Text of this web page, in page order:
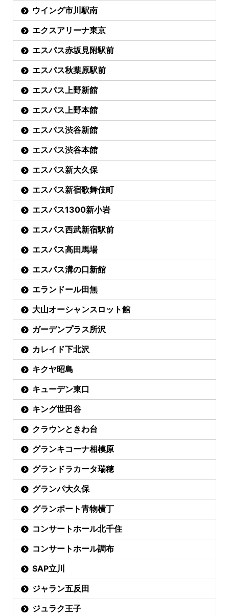
ウイング市川駅南
エクスアリーナ東京
エスパス赤坂見附駅前
エスパス秋葉原駅前
エスパス上野新館
エスパス上野本館
エスパス渋谷新館
エスパス渋谷本館
エスパス新大久保
エスパス新宿歌舞伎町
エスパス1300新小岩
エスパス西武新宿駅前
エスパス高田馬場
エスパス溝の口新館
エランドール田無
大山オーシャンスロット館
ガーデンプラス所沢
カレイド下北沢
キクヤ昭島
キューデン東口
キング世田谷
クラウンときわ台
グランキコーナ相模原
グランドラカータ瑞穂
グランパ大久保
グランポート青物横丁
コンサートホール北千住
コンサートホール調布
SAP立川
ジャラン五反田
ジュラク王子